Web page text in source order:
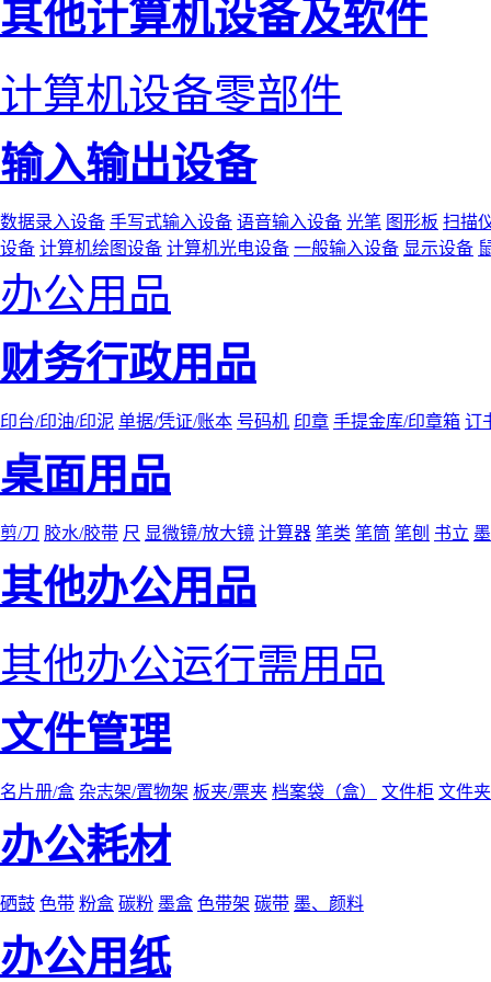
其他计算机设备及软件
计算机设备零部件
输入输出设备
数据录入设备 手写式输入设备 语音输入设备 光笔 图形板 扫描
设备 计算机绘图设备 计算机光电设备 一般输入设备 显示设备
办公用品
财务行政用品
印台/印油/印泥 单据/凭证/账本 号码机 印章 手提金库/印章箱 订
桌面用品
剪/刀 胶水/胶带 尺 显微镜/放大镜 计算器 笔类 笔筒 笔刨 书立
其他办公用品
其他办公运行需用品
文件管理
名片册/盒 杂志架/置物架 板夹/票夹 档案袋（盒） 文件柜 文件
办公耗材
硒鼓 色带 粉盒 碳粉 墨盒 色带架 碳带 墨、颜料
办公用纸